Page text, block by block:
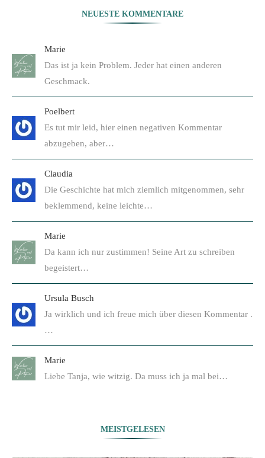
NEUESTE KOMMENTARE
Marie
Das ist ja kein Problem. Jeder hat einen anderen
Geschmack.
Poelbert
Es tut mir leid, hier einen negativen Kommentar
abzugeben, aber…
Claudia
Die Geschichte hat mich ziemlich mitgenommen, sehr
beklemmend, keine leichte…
Marie
Da kann ich nur zustimmen! Seine Art zu schreiben
begeistert…
Ursula Busch
Ja wirklich und ich freue mich über diesen Kommentar .
…
Marie
Liebe Tanja, wie witzig. Da muss ich ja mal bei…
MEISTGELESEN